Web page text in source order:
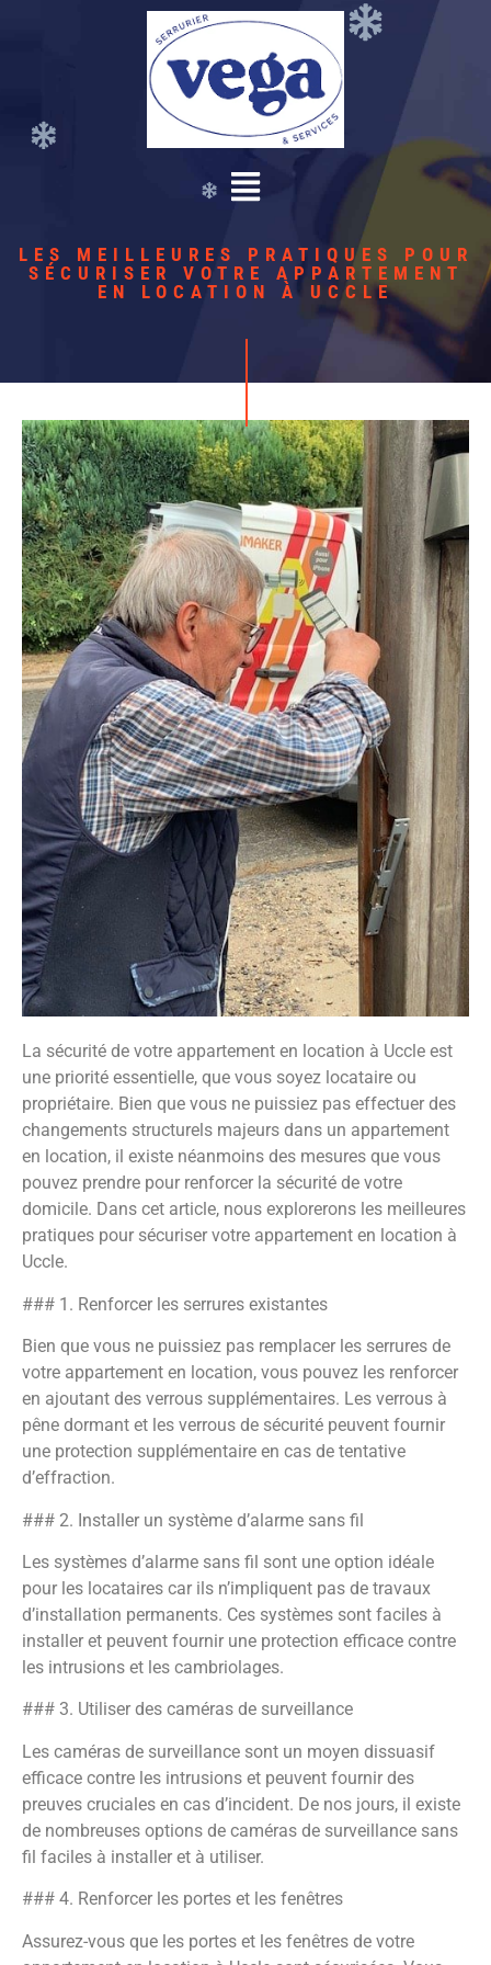
LES MEILLEURES PRATIQUES POUR
SÉCURISER VOTRE APPARTEMENT
EN LOCATION À UCCLE
La sécurité de votre appartement en location à Uccle est
une priorité essentielle, que vous soyez locataire ou
propriétaire. Bien que vous ne puissiez pas effectuer des
changements structurels majeurs dans un appartement
en location, il existe néanmoins des mesures que vous
pouvez prendre pour renforcer la sécurité de votre
domicile. Dans cet article, nous explorerons les meilleures
pratiques pour sécuriser votre appartement en location à
Uccle.
### 1. Renforcer les serrures existantes
Bien que vous ne puissiez pas remplacer les serrures de
votre appartement en location, vous pouvez les renforcer
en ajoutant des verrous supplémentaires. Les verrous à
pêne dormant et les verrous de sécurité peuvent fournir
une protection supplémentaire en cas de tentative
d’effraction.
### 2. Installer un système d’alarme sans fil
Les systèmes d’alarme sans fil sont une option idéale
pour les locataires car ils n’impliquent pas de travaux
d’installation permanents. Ces systèmes sont faciles à
installer et peuvent fournir une protection efficace contre
les intrusions et les cambriolages.
### 3. Utiliser des caméras de surveillance
Les caméras de surveillance sont un moyen dissuasif
efficace contre les intrusions et peuvent fournir des
preuves cruciales en cas d’incident. De nos jours, il existe
de nombreuses options de caméras de surveillance sans
fil faciles à installer et à utiliser.
### 4. Renforcer les portes et les fenêtres
Assurez-vous que les portes et les fenêtres de votre